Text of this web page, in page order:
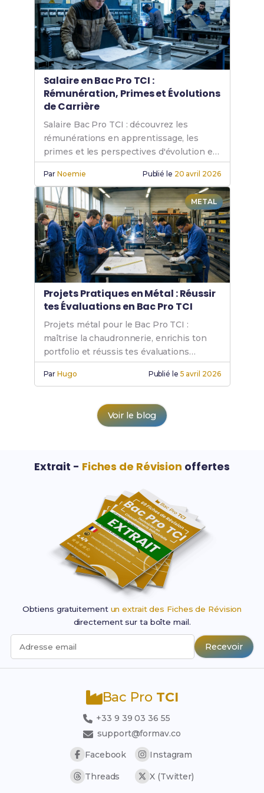
spécifiques.
Salaire en Bac Pro TCI :
Rémunération, Primes et Évolutions
de Carrière
Salaire Bac Pro TCI : découvrez les
rémunérations en apprentissage, les
primes et les perspectives d'évolution en
chaudronnerie industrielle.
ParNoemie Publié le 20 avril 2026
METAL
Projets Pratiques en Métal : Réussir
tes Évaluations en Bac Pro TCI
Projets métal pour le Bac Pro TCI :
maîtrise la chaudronnerie, enrichis ton
portfolio et réussis tes évaluations
pratiques en atelier.
ParHugo Publié le 5 avril 2026
Voir le blog
Extrait - Fiches de Révision offertes
Obtiens gratuitement un extrait des Fiches de Révision
directement sur ta boîte mail.
Adresse email Recevoir
Bac Pro TCI
+33 9 39 03 36 55
support@formav.co
Facebook
Instagram
Threads X (Twitter)